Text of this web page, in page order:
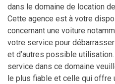
dans le domaine de location
Cette agence est à votre
concernant une voiture
votre service pour
et d’autres possible
service dans ce domaine
le plus fiable et celle qui offre